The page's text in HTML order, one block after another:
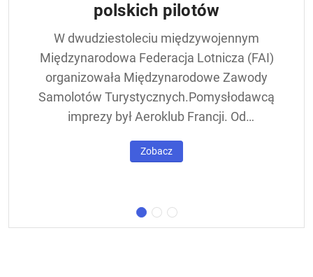
polskich pilotów
W dwudziestoleciu międzywojennym
Międzynarodowa Federacja Lotnicza (FAI)
organizowała Międzynarodowe Zawody
Samolotów Turystycznych.Pomysłodawcą
imprezy był Aeroklub Francji. Od
de Tourisme – zawody nazywane były w
trasie znajdowała się m.in. Warszawa.
Zobacz